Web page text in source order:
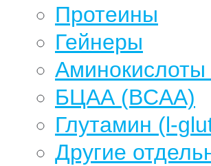
Протеины
Гейнеры
БЦАА (BCAA)
Глутамин (l-
Другие